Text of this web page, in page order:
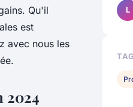
Qu'il
est
avec nous les
2024
L